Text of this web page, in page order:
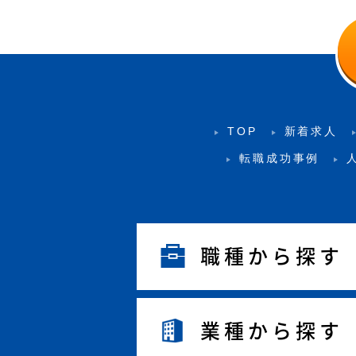
TOP 新着求人
転職成功事例
職種から探す
業種から探す